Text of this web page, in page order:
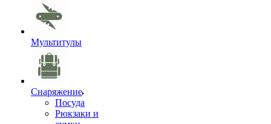
Мультитулы
Снаряжение
Посуда
Рюкзаки и